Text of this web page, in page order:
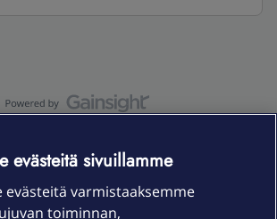
evästeitä sivuillamme
evästeitä varmistaaksemme
toiminnan,